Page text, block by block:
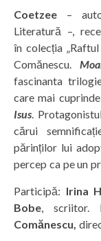
Coetzee –
Literatură –,
în colecția
Comănescu.
fascinanta
care mai cuprinde
Isus.
cărui
părinților lui
percep ca pe un
Participă: Irina
Bobe, scriitor.
Comănescu,